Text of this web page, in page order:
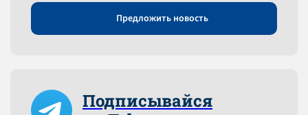
Предложить новость
Подписывайся